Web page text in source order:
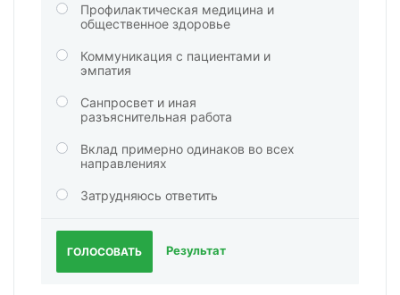
Профилактическая медицина и
общественное здоровье
Коммуникация с пациентами и
эмпатия
Санпросвет и иная
разъяснительная работа
Вклад примерно одинаков во всех
направлениях
Затрудняюсь ответить
ГОЛОСОВАТЬ Результат